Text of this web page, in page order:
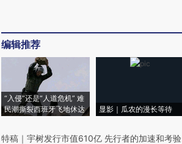
编辑推荐
“入侵”还是“人道危机” 难
民潮撕裂西班牙飞地休达
显影｜瓜农的漫长等待
特稿 ｜ 宇树发行市值610亿 先行者的加速和考验